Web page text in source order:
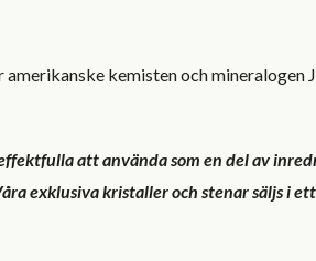
kemisten och
att använda som en del av
exklusiva kristaller och stenar säljs i